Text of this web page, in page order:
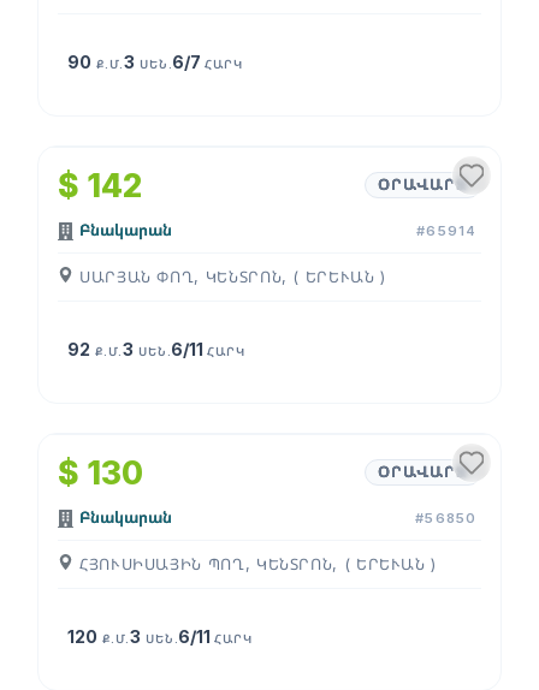
90 Ք.Մ.3 ՍԵՆ. 6/7ՀԱՐԿ
$ 142 ՕՐԱՎԱՐՁ
Բնակարան #65914
ՍԱՐՅԱՆ ՓՈՂ, ԿԵՆՏՐՈՆ, ( ԵՐԵՒԱՆ )
92 Ք.Մ.3 ՍԵՆ. 6/11ՀԱՐԿ
$ 130 ՕՐԱՎԱՐՁ
Բնակարան #56850
ՀՅՈՒՍԻՍԱՅԻՆ ՊՈՂ, ԿԵՆՏՐՈՆ, ( ԵՐԵՒԱՆ )
120 Ք.Մ.3 ՍԵՆ. 6/11ՀԱՐԿ